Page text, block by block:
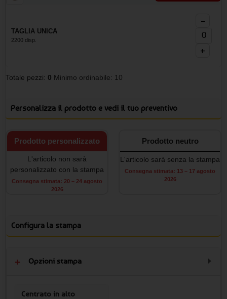
TAGLIA UNICA
2200 disp.
−
+
Totale pezzi: 0 Minimo ordinabile: 10
Personalizza il prodotto e vedi il tuo preventivo
Prodotto personalizzato
L'articolo non sarà
personalizzato con la stampa
Consegna stimata: 20 – 24 agosto
2026
Prodotto neutro
L'articolo sarà senza la stampa
Consegna stimata: 13 – 17 agosto
2026
Configura la stampa
Opzioni stampa
Centrato in alto